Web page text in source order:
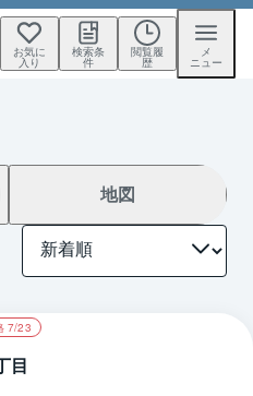
お気に
入り
検索条
件
閲覧履
歴
メ
ニュー
地図
1 / 0 間取り
7/23
目